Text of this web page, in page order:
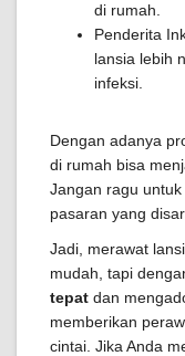
di rumah.
Penderita
lansia lebih
infeksi.
Dengan adanya
di rumah bisa
Jangan ragu
pasaran yang
Jadi, merawat
mudah, tapi
tepat dan
memberikan
cintai. Jika Anda